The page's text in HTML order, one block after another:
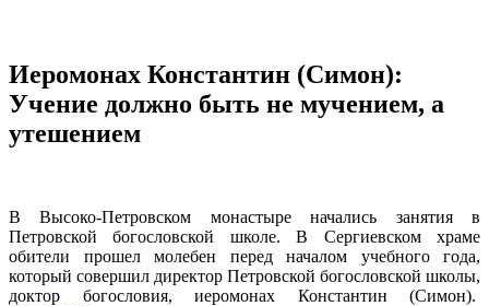
Иеромонах Константин (Симон):
Учение должно быть не мучением, а
утешением
В Высоко-Петровском монастыре начались занятия в
Петровской богословской школе. В Сергиевском храме
обители прошел молебен перед началом учебного года,
который совершил директор Петровской богословской школы,
доктор богословия, иеромонах Константин (Симон).